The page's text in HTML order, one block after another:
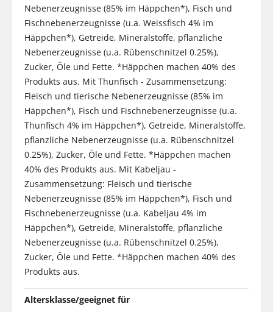
Nebenerzeugnisse (85% im Häppchen*), Fisch und
Fischnebenerzeugnisse (u.a. Weissfisch 4% im
Häppchen*), Getreide, Mineralstoffe, pflanzliche
Nebenerzeugnisse (u.a. Rübenschnitzel 0.25%),
Zucker, Öle und Fette. *Häppchen machen 40% des
Produkts aus. Mit Thunfisch - Zusammensetzung:
Fleisch und tierische Nebenerzeugnisse (85% im
Häppchen*), Fisch und Fischnebenerzeugnisse (u.a.
Thunfisch 4% im Häppchen*), Getreide, Mineralstoffe,
pflanzliche Nebenerzeugnisse (u.a. Rübenschnitzel
0.25%), Zucker, Öle und Fette. *Häppchen machen
40% des Produkts aus. Mit Kabeljau -
Zusammensetzung: Fleisch und tierische
Nebenerzeugnisse (85% im Häppchen*), Fisch und
Fischnebenerzeugnisse (u.a. Kabeljau 4% im
Häppchen*), Getreide, Mineralstoffe, pflanzliche
Nebenerzeugnisse (u.a. Rübenschnitzel 0.25%),
Zucker, Öle und Fette. *Häppchen machen 40% des
Produkts aus.
Altersklasse/geeignet für